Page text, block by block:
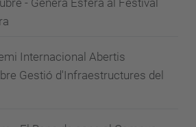
- Genera Esfera al Festival
Internacional Abertis
Gestió d'Infraestructures del